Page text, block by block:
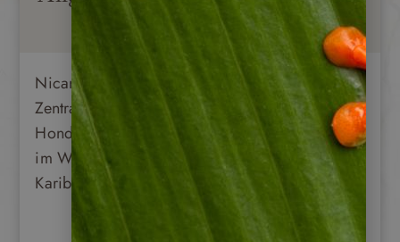
Nicaragua (auch Nikaragua) liegt in
Zentralamerika. Es grenzt im Norden an
Honduras und im Süden an Costa Rica sowie
im Westen an den Pazifik und im Osten an die
Karibik. Der Landesname leitet sich aus …